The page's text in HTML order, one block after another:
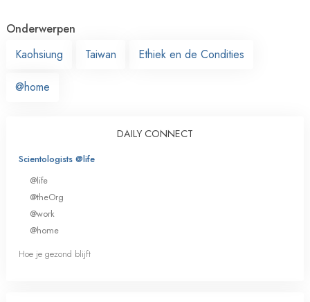
Onderwerpen
Kaohsiung
Taiwan Ethiek en de Condities
@home
DAILY CONNECT
Scientologists @life
@life
@theOrg
@work
@home
Hoe je gezond blijft